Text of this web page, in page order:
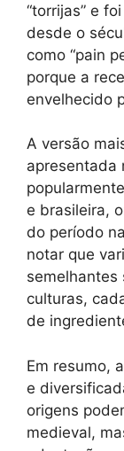
“torrijas” e
desde o
como “pain
porque a
envelhecido
A versão
apresentada
e brasileira,
do período
notar que
semelhantes
culturas,
de
Em resumo,
e
origens
medieval,